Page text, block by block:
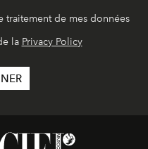
traitement de mes données
la Privacy Policy